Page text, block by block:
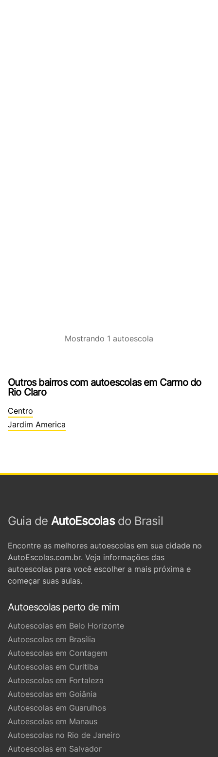
Outros bairros com autoescolas em Carmo do
Rio Claro
Centro
Jardim America
Mostrando 1 autoescola
Guia de AutoEscolasdo Brasil
Encontre as melhores autoescolas em sua cidade no
AutoEscolas.com.br. Veja informações das
autoescolas para você escolher a mais próxima e
começar suas aulas.
Autoescolas perto de mim
Autoescolas em Belo Horizonte
Autoescolas em Brasília
Autoescolas em Contagem
Autoescolas em Curitiba
Autoescolas em Fortaleza
Autoescolas em Goiânia
Autoescolas em Guarulhos
Autoescolas em Manaus
Autoescolas no Rio de Janeiro
Autoescolas em Salvador